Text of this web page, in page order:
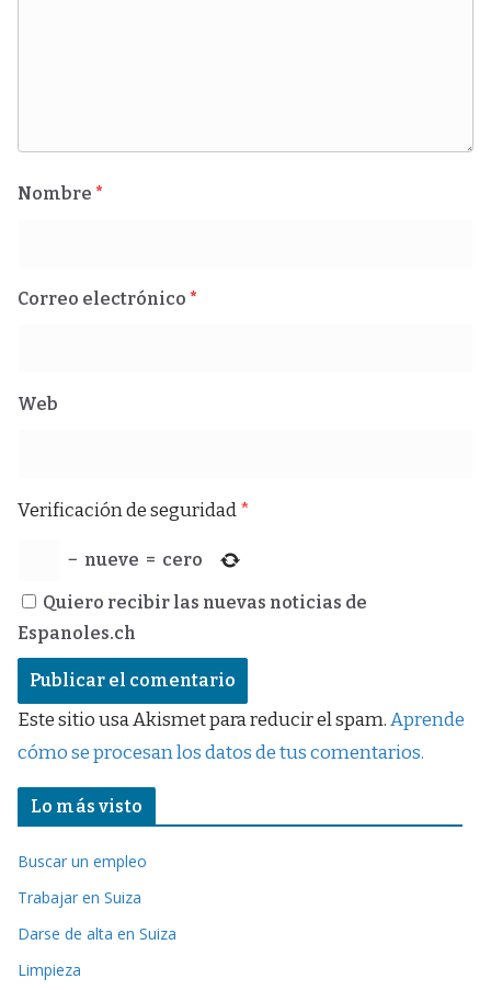
Nombre *
Correo electrónico *
Web
Verificación de seguridad*
− nueve = cero
Quiero recibir las nuevas noticias de
Espanoles.ch
Este sitio usa Akismet para reducir el spam.Aprende
cómo se procesan los datos de tus comentarios.
Lo más visto
Buscar un empleo
Trabajar en Suiza
Darse de alta en Suiza
Limpieza